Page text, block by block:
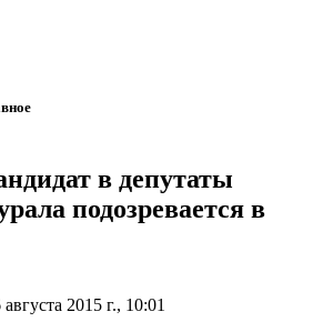
в депутаты
подозревается в
августа 2015 г., 10:01